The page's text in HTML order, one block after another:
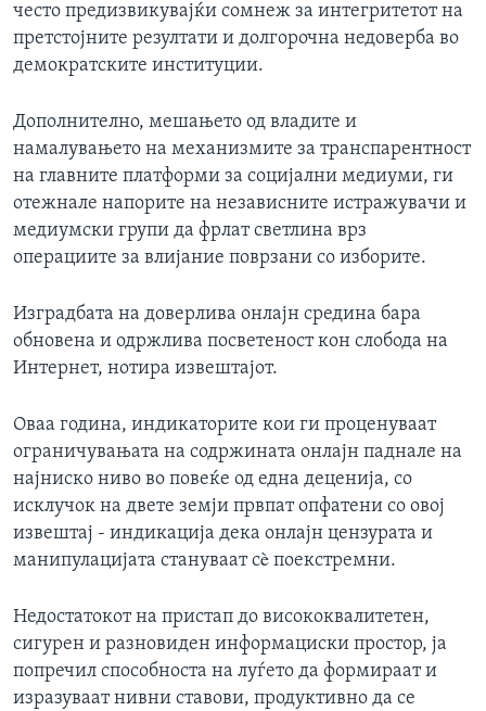
често предизвикувајќи сомнеж за интегритетот на
претстојните резултати и долгорочна недоверба во
демократските институции.
Дополнително, мешањето од владите и
намалувањето на механизмите за транспарентност
на главните платформи за социјални медиуми, ги
отежнале напорите на независните истражувачи и
медиумски групи да фрлат светлина врз
операциите за влијание поврзани со изборите.
Изградбата на доверлива онлајн средина бара
обновена и одржлива посветеност кон слобода на
Интернет, нотира извештајот.
Оваа година, индикаторите кои ги проценуваат
ограничувањата на содржината онлајн паднале на
најниско ниво во повеќе од една деценија, со
исклучок на двете земји првпат опфатени со овој
извештај - индикација дека онлајн цензурата и
манипулацијата стануваат сè поекстремни.
Недостатокот на пристап до висококвалитетен,
сигурен и разновиден информациски простор, ја
попречил способноста на луѓето да формираат и
изразуваат нивни ставови, продуктивно да се